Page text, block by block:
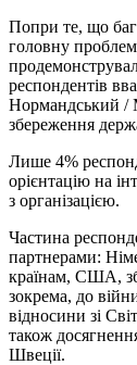
Попри те, що
головну
респондентів
Нормандський /
збереження
Лише 4%
орієнтацію на
з організацією.
Частина
партнерами:
країнам, США,
зокрема, до
відносини зі
також
Швеції.